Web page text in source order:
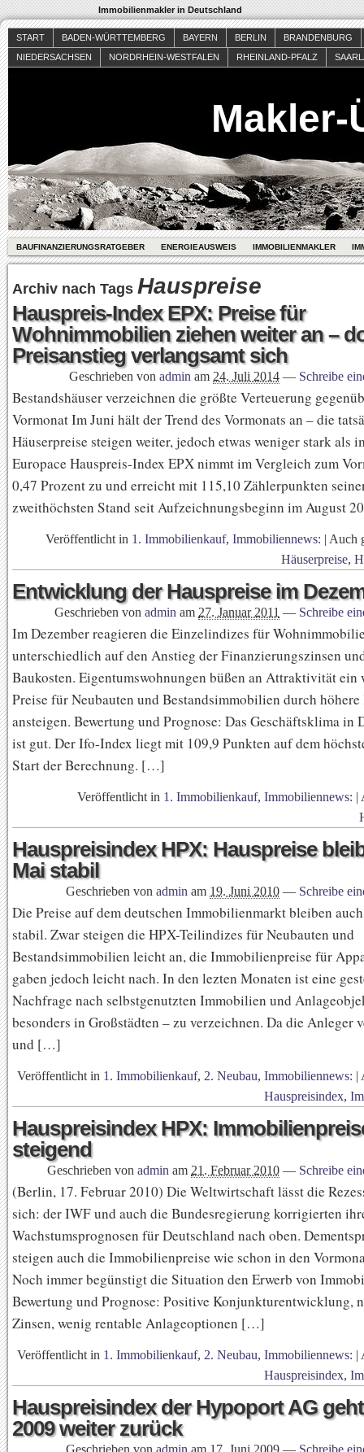
Immobilienmakler in Deutschland
START BADEN-WÜRTTEMBERG BAYERN BERLIN
BRANDENBURG
NIEDERSACHSEN
NORDRHEIN-WESTFALEN RHEINLAND-PFALZ
Makler-
BAUFINANZIERUNGSRATGEBER ENERGIEAUSWEIS IMMOBILIENMAKLER
Archiv nach Tags Hauspreise
Hauspreis-Index EPX: Preise für
Wohnimmobilien ziehen weiter an –
Preisanstieg verlangsamt sich
Geschrieben von admin am 24. Juli 2014 — Schreibe
Bestandshäuser verzeichnen die größte Verteuerung
Vormonat Im Juni hält der Trend des Vormonats an – die
Häuserpreise steigen weiter, jedoch etwas weniger stark als
Europace Hauspreis-Index EPX nimmt im Vergleich zum
0,47 Prozent zu und erreicht mit 115,10 Zählerpunkten
zweithöchsten Stand seit Aufzeichnungsbeginn im August
Veröffentlicht in 1. Immobilienkauf, Immobiliennews: | Auch
Häuserpreise,
Entwicklung der Hauspreise im
Geschrieben von admin am 27. Januar 2011 — Schreibe
Im Dezember reagieren die Einzelindizes für
unterschiedlich auf den Anstieg der Finanzierungszinsen
Baukosten. Eigentumswohnungen büßen an Attraktivität ein
Preise für Neubauten und Bestandsimmobilien durch höhere
ansteigen. Bewertung und Prognose: Das Geschäftsklima in
ist gut. Der Ifo-Index liegt mit 109,9 Punkten auf dem
Start der Berechnung. […]
Veröffentlicht in 1. Immobilienkauf, Immobiliennews: |
Hauspreisindex HPX: Hauspreise
Mai stabil
Geschrieben von admin am 19. Juni 2010 — Schreibe
Die Preise auf dem deutschen Immobilienmarkt bleiben
stabil. Zwar steigen die HPX-Teilindizes für Neubauten und
Bestandsimmobilien leicht an, die Immobilienpreise für
gaben jedoch leicht nach. In den lezten Monaten ist eine
Nachfrage nach selbstgenutzten Immobilien und
besonders in Großstädten – zu verzeichnen. Da die Anleger
und […]
Veröffentlicht in 1. Immobilienkauf, 2. Neubau, Immobiliennews: |
Hauspreisindex,
Hauspreisindex HPX:
steigend
Geschrieben von admin am 21. Februar 2010 — Schreibe
(Berlin, 17. Februar 2010) Die Weltwirtschaft lässt die
sich: der IWF und auch die Bundesregierung korrigierten
Wachstumsprognosen für Deutschland nach oben.
steigen auch die Immobilienpreise wie schon in den
Noch immer begünstigt die Situation den Erwerb von
Bewertung und Prognose: Positive Konjunkturentwicklung,
Zinsen, wenig rentable Anlageoptionen […]
Veröffentlicht in 1. Immobilienkauf, 2. Neubau, Immobiliennews: |
Hauspreisindex,
Hauspreisindex der Hypoport AG
2009 weiter zurück
Geschrieben von admin am 17. Juni 2009 — Schreibe